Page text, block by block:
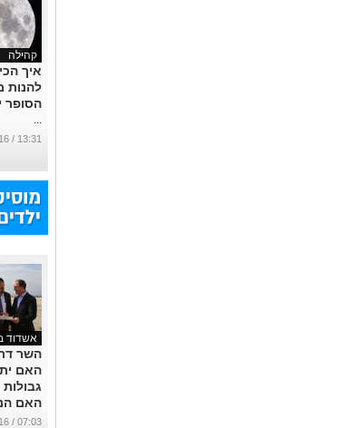
קהילה
איך
להנות
הסופר
...
13:31 / 13.11.16
אשדוד
השר
האם
האם
יוסיף
07:03 / 11.11.16